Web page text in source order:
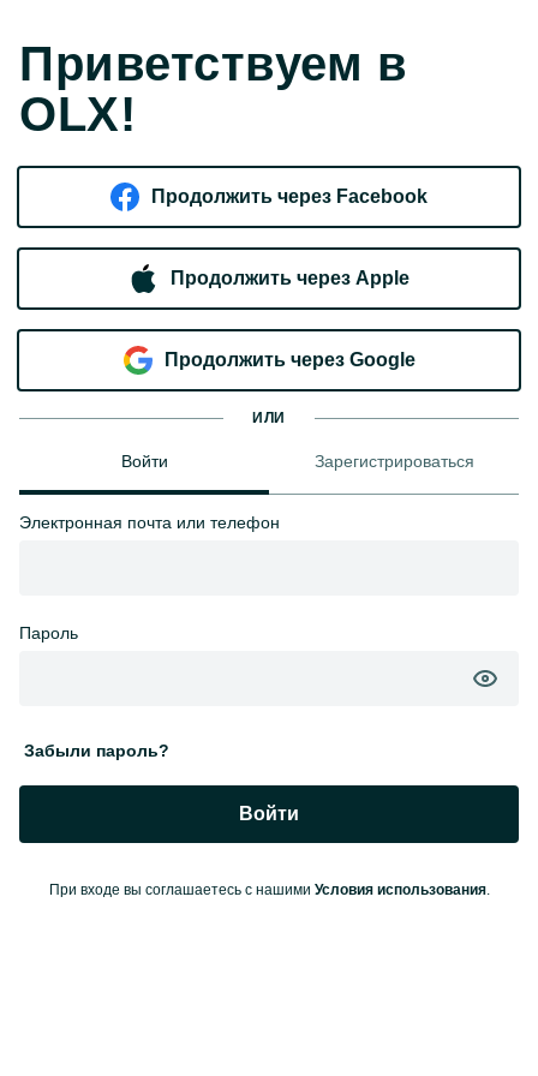
Приветствуем в
OLX!
Продолжить через Facebook
Продолжить через Apple
Продолжить через Google
ИЛИ
Войти Зарегистрироваться
Электронная почта или телефон
Пароль
Забыли пароль?
Войти
При входе вы соглашаетесь с нашими Условия использования.